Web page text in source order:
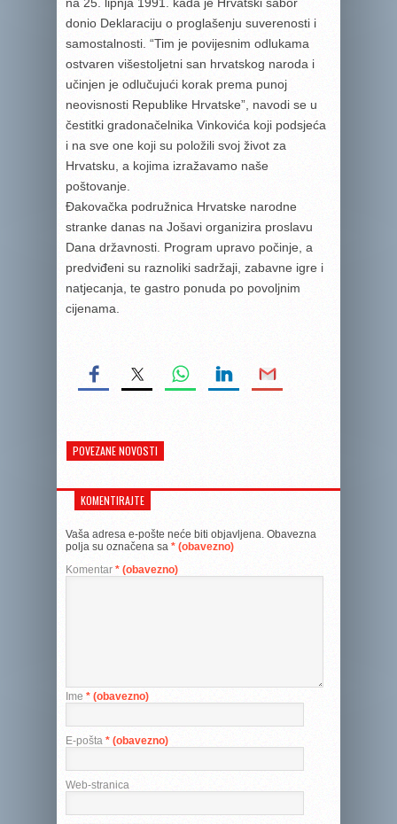
donio Deklaraciju o proglašenju suverenosti i
samostalnosti. “Tim je povijesnim odlukama
ostvaren višestoljetni san hrvatskog naroda i
učinjen je odlučujući korak prema punoj
neovisnosti Republike Hrvatske”, navodi se u
čestitki gradonačelnika Vinkovića koji podsjeća
i na sve one koji su položili svoj život za
Hrvatsku, a kojima izražavamo naše
poštovanje.
Đakovačka podružnica Hrvatske narodne
stranke danas na Jošavi organizira proslavu
Dana državnosti. Program upravo počinje, a
predviđeni su raznoliki sadržaji, zabavne igre i
natjecanja, te gastro ponuda po povoljnim
cijenama.
POVEZANE NOVOSTI
KOMENTIRAJTE
Vaša adresa e-pošte neće biti objavljena. Obavezna
polja su označena sa * (obavezno)
Komentar * (obavezno)
Ime * (obavezno)
E-pošta * (obavezno)
Web-stranica